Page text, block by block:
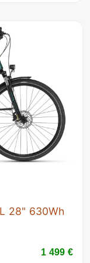
28" 630Wh
1 499 €